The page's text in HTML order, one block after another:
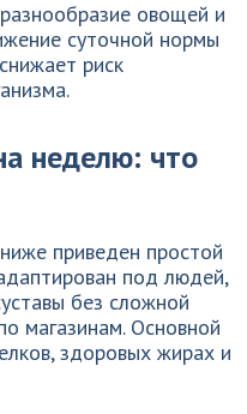
овощей и
суточной нормы
риск
неделю: что
приведен простой
под людей,
без сложной
магазинам. Основной
здоровых жирах и